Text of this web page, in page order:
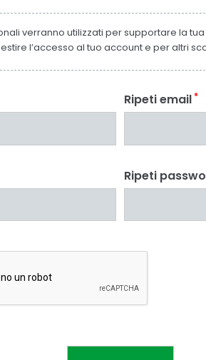
verranno utilizzati per supportare la
l’accesso al tuo account e per altri
Ripeti email*
Ripeti